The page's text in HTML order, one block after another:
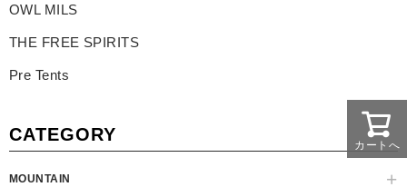
OWL MILS
THE FREE SPIRITS
Pre Tents
CATEGORY
MOUNTAIN
カートへ